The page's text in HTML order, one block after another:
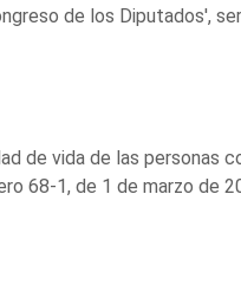
de los Diputados',
de vida de las personas
68-1, de 1 de marzo de